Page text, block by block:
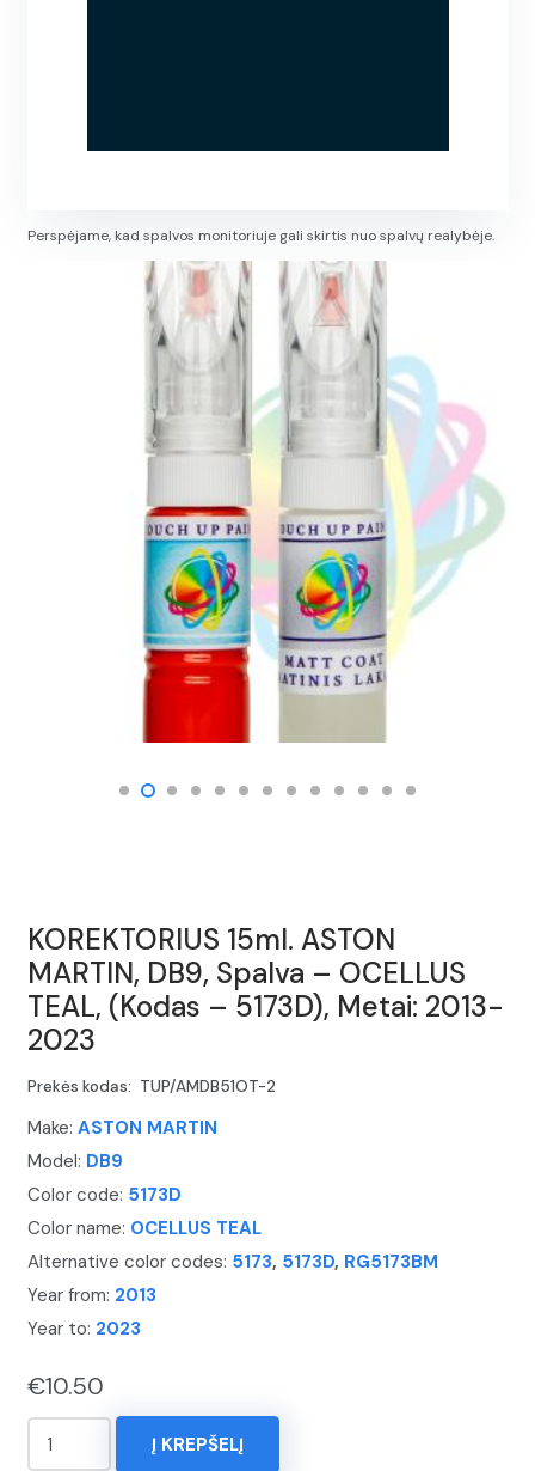
Perspėjame, kad spalvos monitoriuje gali skirtis nuo spalvų realybėje.
KOREKTORIUS 15ml. ASTON
MARTIN, DB9, Spalva – OCELLUS
TEAL, (Kodas – 5173D), Metai: 2013-
2023
Prekės kodas: TUP/AMDB51OT-2
Make: ASTON MARTIN
Model: DB9
Color code: 5173D
Color name: OCELLUS TEAL
Alternative color codes: 5173, 5173D, RG5173BM
Year from: 2013
Year to: 2023
€10.50
produkto
Į KREPŠELĮ